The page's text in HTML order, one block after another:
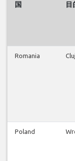
国 目
Romania
Poland